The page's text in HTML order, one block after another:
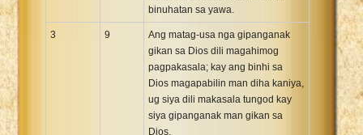
binuhatan sa yawa.
3 9
Ang matag-usa nga gipanganak
gikan sa Dios dili magahimog
pagpakasala; kay ang binhi sa
Dios magapabilin man diha kaniya,
ug siya dili makasala tungod kay
siya gipanganak man gikan sa
Dios.